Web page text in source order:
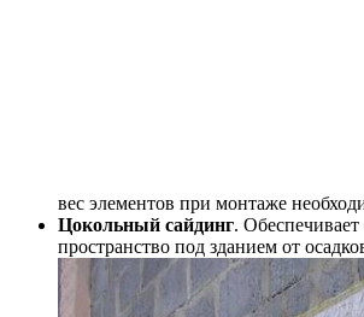
вес элементов при монтаже
Цокольный сайдинг.
пространство под зданием от